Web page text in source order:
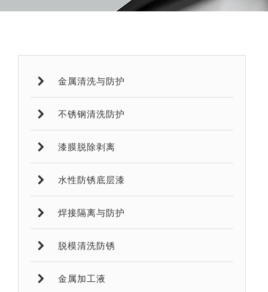
金属清洗与防护
不锈钢清洗防护
漆膜脱除剥离
水性防锈底层漆
焊接隔离与防护
脱模清洗防锈
金属加工液